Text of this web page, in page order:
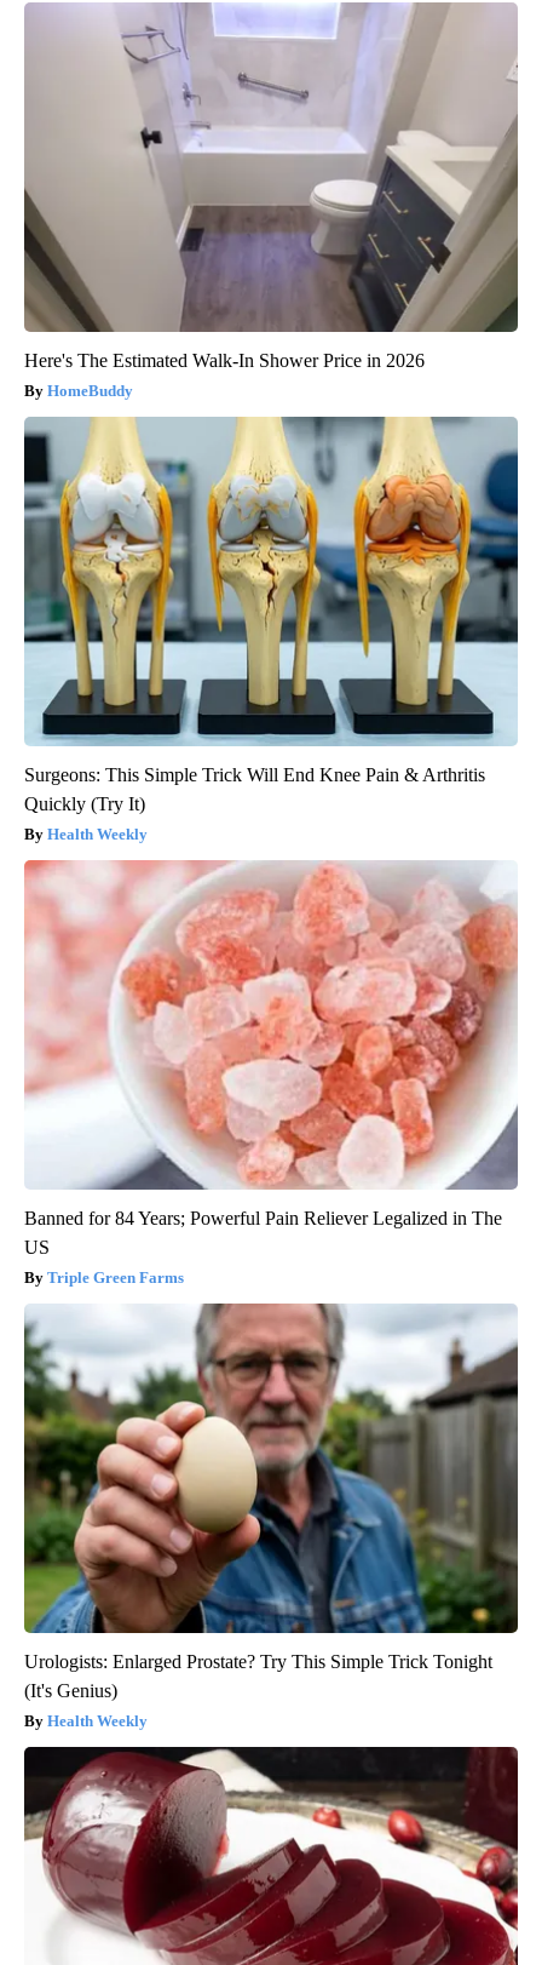
Here's The Estimated Walk-In Shower Price in 2026
HomeBuddy
Surgeons: This Simple Trick Will End Knee Pain & Arthritis
Quickly (Try It)
Health Weekly
Banned for 84 Years; Powerful Pain Reliever Legalized in The
US
Triple Green Farms
Urologists: Enlarged Prostate? Try This Simple Trick Tonight
(It's Genius)
Health Weekly